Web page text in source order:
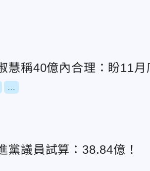
慧稱40億內合理：盼11月
黨議員試算：38.84億！